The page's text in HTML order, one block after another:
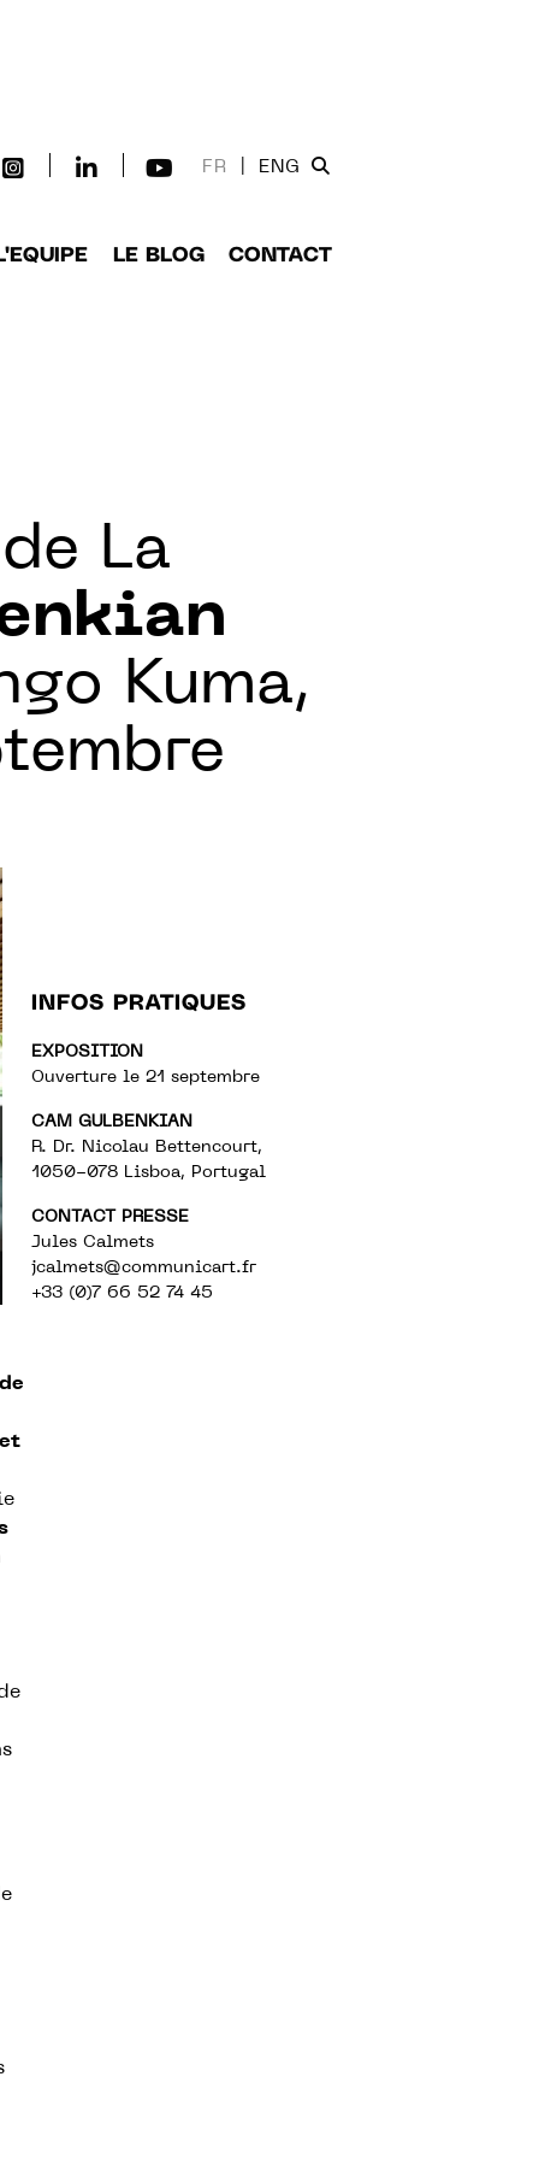
FR ENG
LE BLOG CONTACT
La
Kuma,
INFOS PRATIQUES
EXPOSITION
Ouverture le 21 septembre
CAM GULBENKIAN
R. Dr. Nicolau Bettencourt,
1050-078 Lisboa, Portugal
CONTACT PRESSE
Jules Calmets
jcalmets@communicart.fr
+33 (0)7 66 52 74 45